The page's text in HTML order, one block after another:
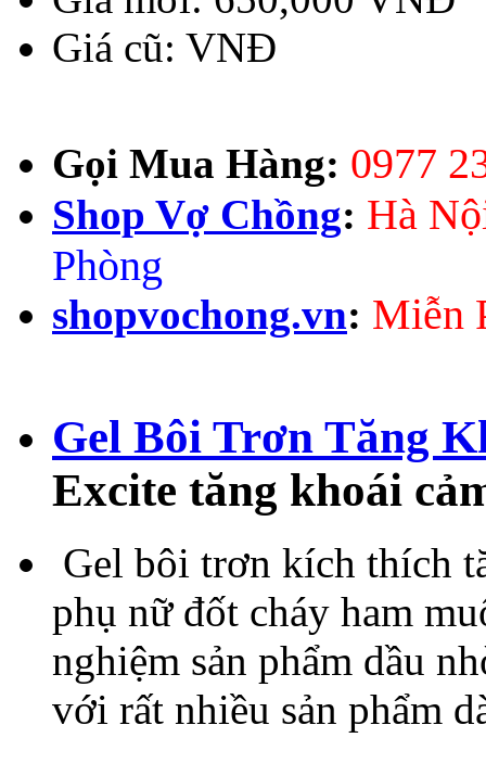
Giá cũ: VNĐ
Gọi Mua Hàng: 0977
Shop Vợ Chồng: Hà
Phòng
shopvochong.vn: Miễn
Gel Bôi Trơn Tăng
Excite tăng khoái
Gel bôi trơn kích thích
phụ nữ đốt cháy ham
nghiệm sản phẩm dầu
với rất nhiều sản phẩm